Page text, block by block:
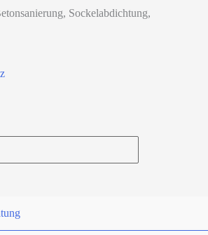
Sockelabdichtung,